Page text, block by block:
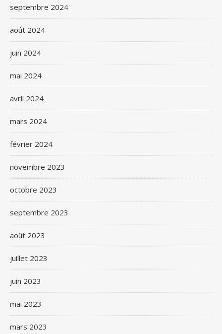
septembre 2024
août 2024
juin 2024
mai 2024
avril 2024
mars 2024
février 2024
novembre 2023
octobre 2023
septembre 2023
août 2023
juillet 2023
juin 2023
mai 2023
mars 2023